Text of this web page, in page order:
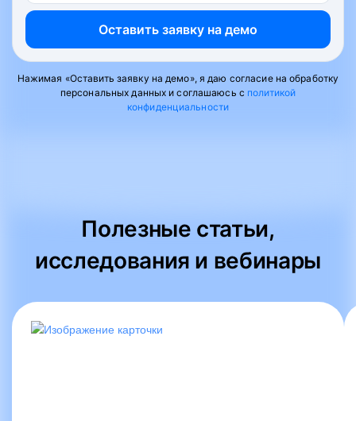
Оставить заявку на демо
Нажимая «Оставить заявку на демо», я даю согласие на обработку
персональных данных и соглашаюсь с политикой
конфиденциальности
Полезные статьи,
исследования и вебинары